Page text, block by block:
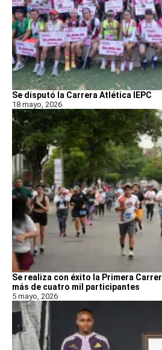
Se disputó la Carrera Atlética IEPC
18 mayo, 2026
Se realiza con éxito la Primera
más de cuatro mil participantes
5 mayo, 2026